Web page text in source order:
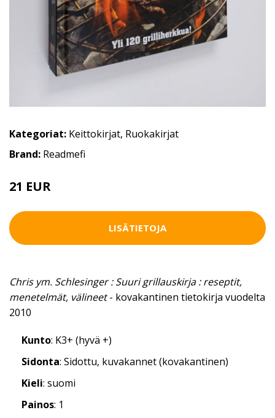
Kategoriat: Keittokirjat, Ruokakirjat
Brand: Readmefi
21 EUR
LISÄTIETOJA
Chris ym. Schlesinger : Suuri grillauskirja : reseptit,
menetelmät, välineet- kovakantinen tietokirja vuodelta
2010
Kunto: K3+ (hyvä +)
Sidonta: Sidottu, kuvakannet (kovakantinen)
Kieli: suomi
Painos: 1